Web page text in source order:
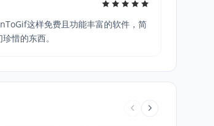
这样免费且功能丰富的软件，简
惜的东西。